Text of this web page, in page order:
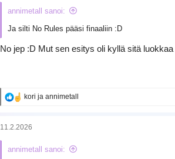
annimetall sanoi:
Ja silti No Rules pääsi finaaliin :D
No jep :D Mut sen esitys oli kyllä sitä
R
k
o
kori ja annimetall
11.2.2026
annimetall sanoi: